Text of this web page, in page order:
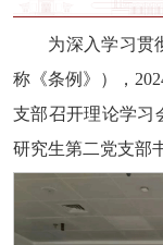
为深入学习贯
称《条例》），
支部召开理论学习
研究生第二党支部